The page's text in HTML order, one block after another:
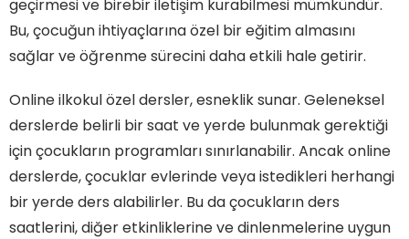
geçirmesi ve birebir iletişim kurabilmesi mümkündür.
Bu, çocuğun ihtiyaçlarına özel bir eğitim almasını
sağlar ve öğrenme sürecini daha etkili hale getirir.
Online ilkokul özel dersler, esneklik sunar. Geleneksel
derslerde belirli bir saat ve yerde bulunmak gerektiği
için çocukların programları sınırlanabilir. Ancak online
derslerde, çocuklar evlerinde veya istedikleri herhangi
bir yerde ders alabilirler. Bu da çocukların ders
saatlerini, diğer etkinliklerine ve dinlenmelerine uygun